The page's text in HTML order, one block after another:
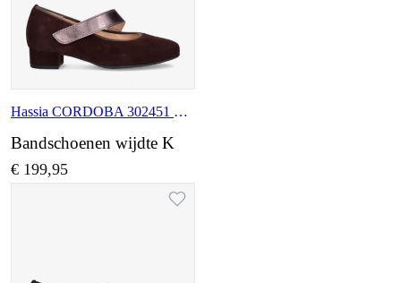
Hassia CORDOBA 302451 2177
Bandschoenen wijdte K
€ 199,95